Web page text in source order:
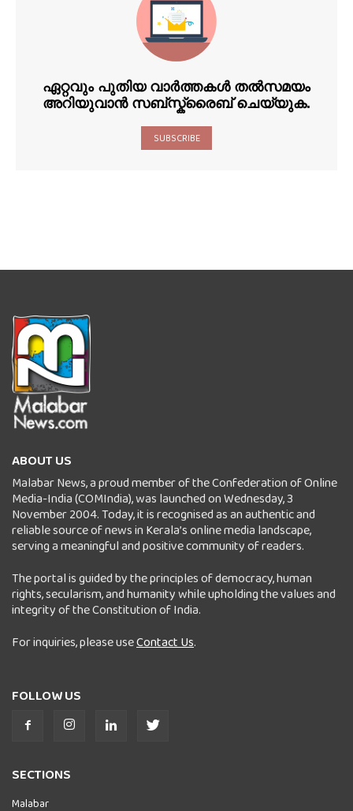
ഏറ്റവും പുതിയ വാർത്തകൾ തൽസമയം
അറിയുവാൻ സബ്സ്ക്രൈബ് ചെയ്യുക.
SUBSCRIBE
ABOUT US
Malabar News, a proud member of the Confederation of Online
Media-India (COMIndia), was launched on Wednesday, 3
November 2004. Today, it is recognised as an authentic and
reliable source of news in Kerala’s online media landscape,
serving a meaningful and positive community of readers.
The portal is guided by the principles of democracy, human
rights, secularism, and humanity while upholding the values and
integrity of the Constitution of India.
For inquiries, please useContact Us.
FOLLOW US
SECTIONS
Malabar